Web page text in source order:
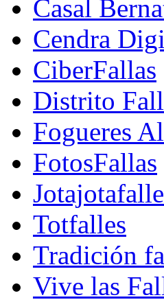
Casal
Cendra
CiberFallas
Distrito
Fogueres
FotosFallas
Totfalles
Tradición
Vive las